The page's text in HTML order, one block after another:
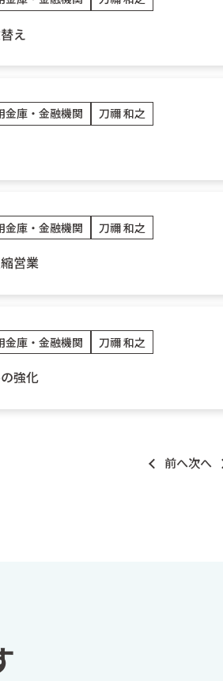
え
金庫・金融機関 刀禰 和之
金庫・金融機関 刀禰 和之
営業
金庫・金融機関 刀禰 和之
強化
前へ次へ